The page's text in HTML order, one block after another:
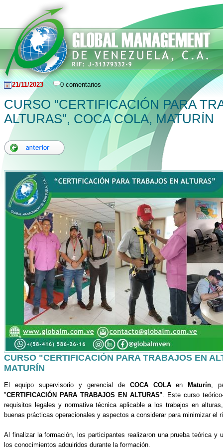
21/11/2023 0 comentarios
CURSO "CERTIFICACIÓN PARA
ALTURAS", COCA COLA, MATURÍN
CURSO "CERTIFICACIÓN PARA TRABAJOS EN
MATURÍN
El equipo supervisorio y gerencial de COCA COLAenMaturín ,
"CERTIFICACIÓN PARA TRABAJOS EN ALTURAS". Este curso
requisitos legales y normativa técnica aplicable a los trabajos en
buenas prácticas operacionales y aspectos a considerar para minimizar el
Al finalizar la formación, los participantes realizaron una prueba teórica y
los conocimientos adquiridos durante la formación.